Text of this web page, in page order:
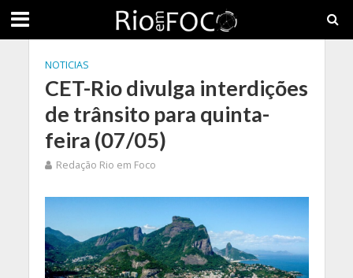
NOTICIAS
CET-Rio divulga interdições
de trânsito para quinta-
feira (07/05)
Redação Rio em Foco